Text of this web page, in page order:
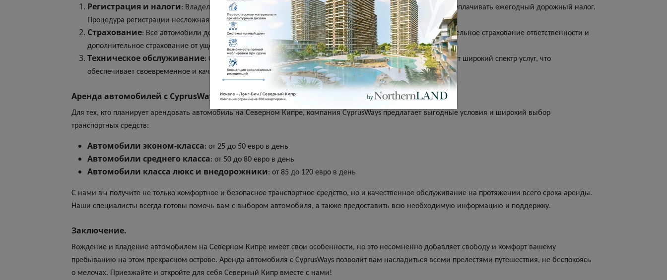
Регистрация и налоги: Владельцы автомобилей обязаны зарегистрировать транспортное средство и уплачивать ежегодный дорожный налог.
Процедура регистрации несложная и занимает минимальное количество времени.
Страхование: Все автомобили должны быть застрахованы. Основные виды страховки включают обязательное страхование ответственности и
дополнительное страхование от ущерба и кражи.
Техническое обслуживание: Сервисы и станции техобслуживания на Северном Кипре предоставляют широкий спектр услуг, что
обеспечивает своевременное и качественное обслуживание автомобилей.
Аренда автомобилей с CyprusWays.
Для тех, кто планирует арендовать автомобиль на Северном Кипре, компания CyprusWays предлагает выгодные условия и широкий выбор
транспортных средств:
Автомобили эконом-класса: от 25 до 50 евро в день
Автомобили среднего класса: от 50 до 80 евро в день
Автомобили класса люкс и внедорожники: от 85 до 120 евро в день
С нами вы получите не только комфортное и безопасное транспортное средство, но и качественное обслуживание на протяжении всего срока аренды.
Наши специалисты всегда готовы помочь вам с выбором автомобиля, а также предоставить всю необходимую информацию и поддержку.
Заключение.
Вождение и владение автомобилем на Северном Кипре имеет свои особенности, но это несомненно добавляет свободу и комфорт вашему
пребыванию на этом прекрасном острове. Аренда автомобиля с CyprusWays позволит вам насладиться всеми прелестями путешествия, не беспокоясь
о мелочах. Приезжайте и откройте для себя Северный Кипр вместе с нами!